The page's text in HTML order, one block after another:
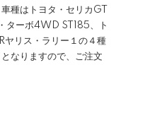
種はトヨタ・セリカGT
ターボ4WD ST185、ト
リス・ラリー１の４種
なりますので、ご注文